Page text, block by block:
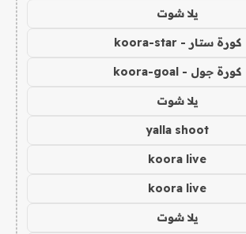
يلا شوت
كورة ستار - koora-star
كورة جول - koora-goal
يلا شوت
yalla shoot
koora live
koora live
يلا شوت